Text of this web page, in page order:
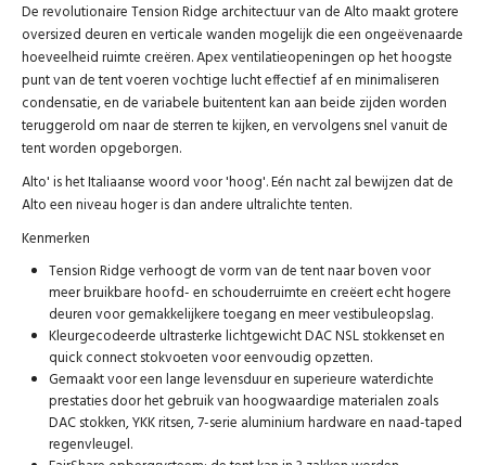
De revolutionaire Tension Ridge architectuur van de Alto maakt grotere
oversized deuren en verticale wanden mogelijk die een ongeëvenaarde
hoeveelheid ruimte creëren. Apex ventilatieopeningen op het hoogste
punt van de tent voeren vochtige lucht effectief af en minimaliseren
condensatie, en de variabele buitentent kan aan beide zijden worden
teruggerold om naar de sterren te kijken, en vervolgens snel vanuit de
tent worden opgeborgen.
Alto' is het Italiaanse woord voor 'hoog'. Eén nacht zal bewijzen dat de
Alto een niveau hoger is dan andere ultralichte tenten.
Kenmerken
Tension Ridge verhoogt de vorm van de tent naar boven voor
meer bruikbare hoofd- en schouderruimte en creëert echt hogere
deuren voor gemakkelijkere toegang en meer vestibuleopslag.
Kleurgecodeerde ultrasterke lichtgewicht DAC NSL stokkenset en
quick connect stokvoeten voor eenvoudig opzetten.
Gemaakt voor een lange levensduur en superieure waterdichte
prestaties door het gebruik van hoogwaardige materialen zoals
DAC stokken, YKK ritsen, 7-serie aluminium hardware en naad-taped
regenvleugel.